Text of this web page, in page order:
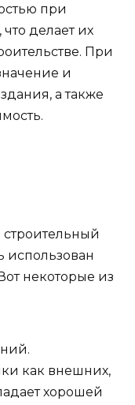
при
делает их
При
и
а также
использован
некоторые из
как внешних,
хорошей